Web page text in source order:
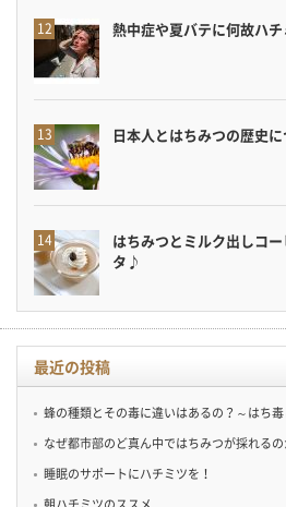
熱中症や夏バテに何故ハチ
日本人とはちみつの歴史
はちみつとミルク出しコ
タ♪
最近の投稿
蜂の種類とその毒に違いはあるの？～はち
なぜ都市部のど真ん中ではちみつが採れるの
睡眠のサポートにハチミツを！